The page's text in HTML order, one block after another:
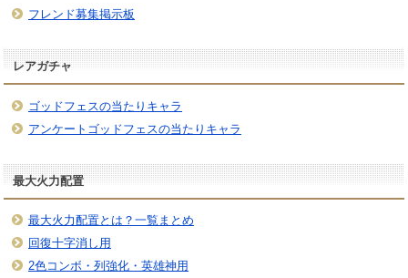
フレンド募集掲示板
レアガチャ
ゴッドフェスの当たりキャラ
アンケートゴッドフェスの当たりキャラ
最大火力配置
最大火力配置とは？一覧まとめ
回復十字消し用
2色コンボ・列強化・英雄神用